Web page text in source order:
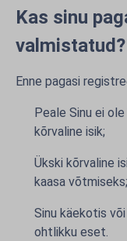
Kas sinu
valmistatud?
Enne pagasi
Peale Sinu ei
kõrvaline isik;
Ükski kõrvaline
kaasa võtmiseks;
Sinu käekotis
ohtlikku eset.